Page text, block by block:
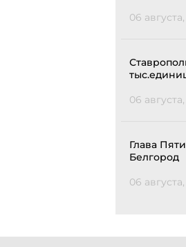
06 августа,
06 августа,
Глава
Белгород
06 августа,